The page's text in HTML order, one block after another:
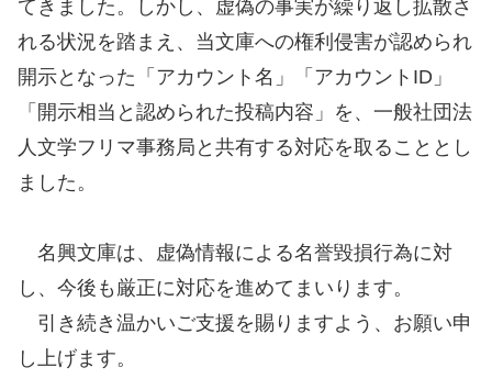
てきました。しかし、虚偽の事実が繰り返し拡散さ
れる状況を踏まえ、当文庫への権利侵害が認められ
開示となった「アカウント名」「アカウントID」
「開示相当と認められた投稿内容」を、一般社団法
人文学フリマ事務局と共有する対応を取ることとし
ました。
名興文庫は、虚偽情報による名誉毀損行為に対
し、今後も厳正に対応を進めてまいります。
引き続き温かいご支援を賜りますよう、お願い申
し上げます。